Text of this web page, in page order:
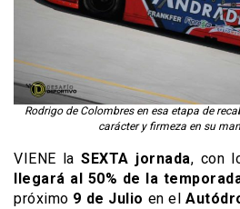
Rodrigo de Colombres en esa etapa de
carácter y firmeza en su
VIENE laSEXTA jornada, con
llegará al 50% de la
próximo 9 de Julio en el